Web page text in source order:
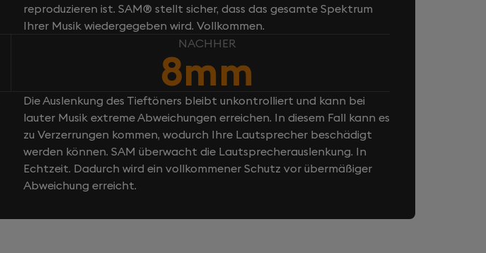
reproduzieren ist. SAM® stellt sicher, dass das gesamte Spektrum
Ihrer Musik wiedergegeben wird. Vollkommen.
NACHHER
8mm
Die Auslenkung des Tieftöners bleibt unkontrolliert und kann bei
lauter Musik extreme Abweichungen erreichen. In diesem Fall kann es
zu Verzerrungen kommen, wodurch Ihre Lautsprecher beschädigt
werden können. SAM überwacht die Lautsprecherauslenkung. In
Echtzeit. Dadurch wird ein vollkommener Schutz vor übermäßiger
Abweichung erreicht.